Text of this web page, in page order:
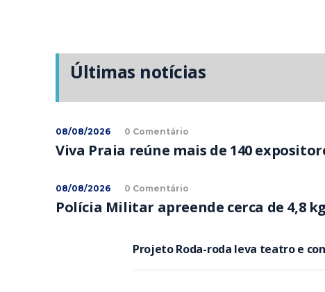
Últimas notícias
08/08/2026 0 Comentário
Viva Praia reúne mais de 140
08/08/2026 0 Comentário
Polícia Militar apreende cerca de 4,8
Projeto Roda-roda leva teatro e